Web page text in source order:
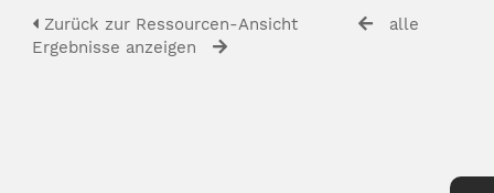
Zurück zur Ressourcen-Ansicht
alle
Ergebnisse anzeigen